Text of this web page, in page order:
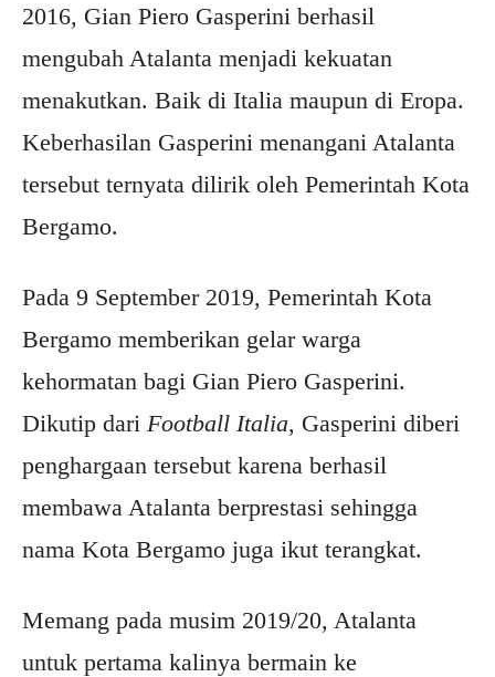
2016, Gian Piero Gasperini berhasil
mengubah Atalanta menjadi kekuatan
menakutkan. Baik di Italia maupun di Eropa.
Keberhasilan Gasperini menangani Atalanta
tersebut ternyata dilirik oleh Pemerintah Kota
Bergamo.
Pada 9 September 2019, Pemerintah Kota
Bergamo memberikan gelar warga
kehormatan bagi Gian Piero Gasperini.
Dikutip dari Football Italia, Gasperini diberi
penghargaan tersebut karena berhasil
membawa Atalanta berprestasi sehingga
nama Kota Bergamo juga ikut terangkat.
Memang pada musim 2019/20, Atalanta
untuk pertama kalinya bermain ke